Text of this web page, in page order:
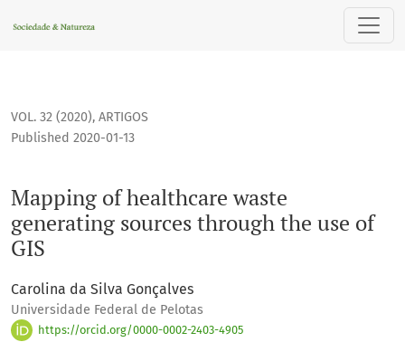
Mapping of healthcare waste generating sources through
VOL. 32 (2020), ARTIGOS
Mapping of healthcare waste
generating sources through the use of
GIS
Published 2020-01-13
Carolina da Silva Gonçalves
Universidade Federal de Pelotas
https://orcid.org/0000-0002-2403-4905